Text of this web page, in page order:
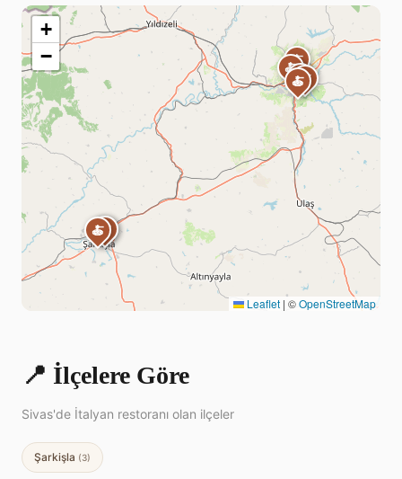
🍝🍝
🍝
🍝🍝
🍝
🍝🍝
+
−
Leaflet | ©OpenStreetMap
📍 İlçelere Göre
Sivas'de İtalyan restoranı olan ilçeler
Şarkişla (3)